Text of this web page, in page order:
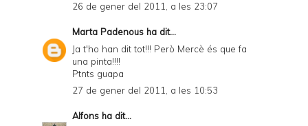
26 de gener del 2011, a les 23:07
Marta Padenous ha dit...
Ja t'ho han dit tot!!! Però Mercè és que fa
una pinta!!!!
Ptnts guapa
27 de gener del 2011, a les 10:53
Alfons ha dit...